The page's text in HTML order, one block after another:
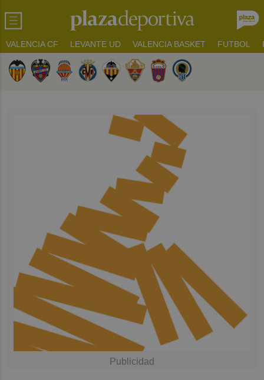
VALENCIA CF LEVANTE UD VALENCIA BASKET FUTBOL